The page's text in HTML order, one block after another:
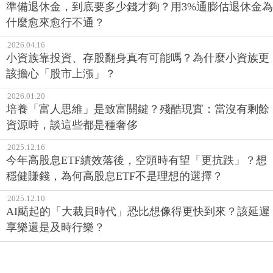
準備退休金，到底要多少錢才夠？用3%通膨估退休金為
什麼愈來愈行不通？
2026.04.16
小資族靠投資、存股翻身真有可能嗎？為什麼小資族更
該擔心「股市上漲」？
2026.01.20
培養「富人思維」是致富關鍵？殘酷現實：當沒有剩餘
資源時，談這些都是種奢侈
2025.12.16
今年高股息ETF績效落後，空頭時有望「更抗跌」？想
穩健賺錢，為何高股息ETF不是理想的選擇？
2025.12.10
AI颳起的「大裁員時代」恐比想像得更快到來？該延遲
享樂還是及時行樂？